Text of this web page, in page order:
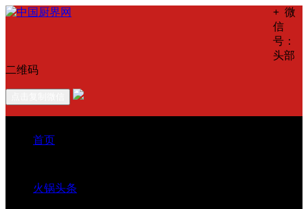
+ 微
信
号：
头部
二维码
首页
火锅头条